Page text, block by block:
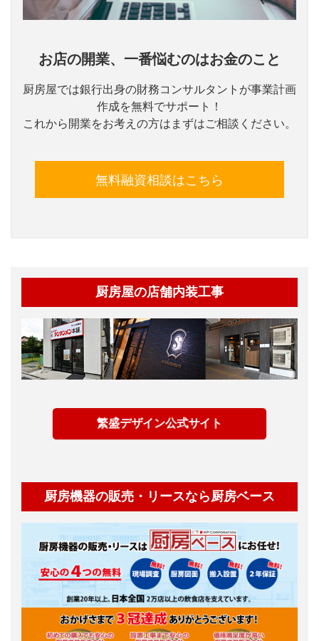
お店の開業、一番悩むのはお金のこと
厨房屋では銀行出身の財務コンサルタントが事業計画
作成を無料でサポート！
これから開業をお考えの方はまずはご相談ください。
無料融資相談はこちら
厨房屋の店舗内装工事
繁盛デザイン公式サイト
厨房機器の販売・リースなら厨房ベース